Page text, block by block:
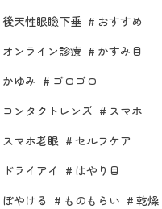
後天性眼瞼下垂
おすすめ
オンライン診療
かすみ目
かゆみ
ゴロゴロ
コンタクトレンズ
スマホ
スマホ老眼
セルフケア
ドライアイ
はやり目
ぼやける
ものもらい
乾燥